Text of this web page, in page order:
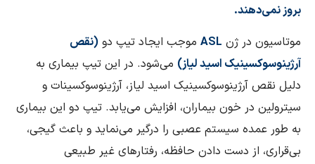
بروز نمی‌دهند.
موتاسیون در ژن ASL موجب ایجاد تیپ دو (نقص
آرژینوسوکسینیک اسید لیاز) می‌شود. در این تیپ بیماری به
دلیل نقص آرژینوسوکسینیک اسید لیاز، آرژینوسوکسینات و
سیترولین در خون بیماران، افزایش می‌یابد. تیپ دو این بیماری
به طور عمده سیستم عصبی را درگیر می‌نماید و باعث گیجی،
بی‌قراری، از دست دادن حافظه، رفتارهای غیر طبیعی